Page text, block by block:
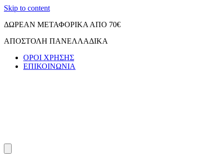
Skip to content
ΔΩΡΕΑΝ ΜΕΤΑΦΟΡΙΚΑ ΑΠΟ 70€
ΑΠΟΣΤΟΛΗ ΠΑΝΕΛΛΑΔΙΚΑ
ΟΡΟΙ ΧΡΗΣΗΣ
ΕΠΙΚΟΙΝΩΝΙΑ